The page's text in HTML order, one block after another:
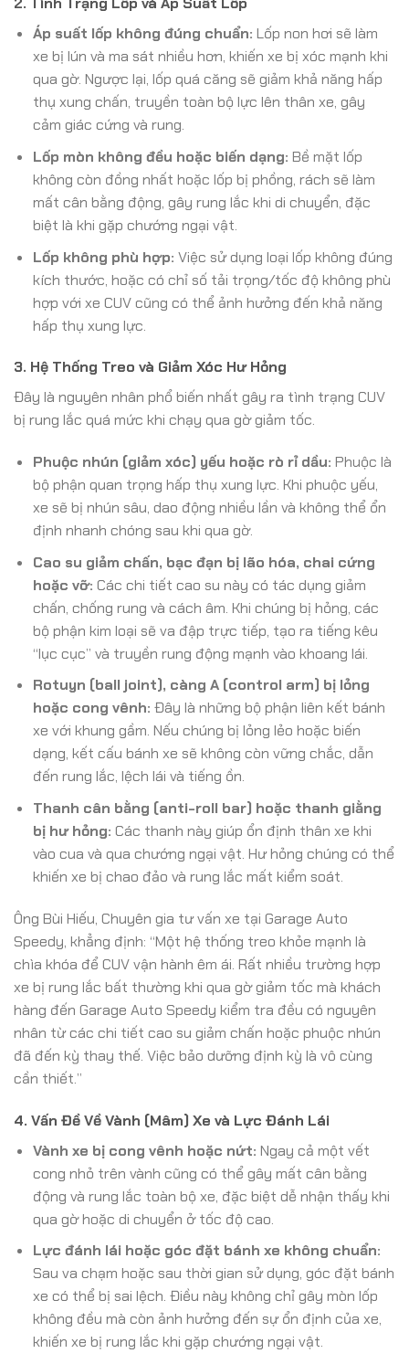
Áp suất lốp không đúng chuẩn: Lốp non hơi sẽ làm
xe bị lún và ma sát nhiều hơn, khiến xe bị xóc mạnh khi
qua gờ. Ngược lại, lốp quá căng sẽ giảm khả năng hấp
thụ xung chấn, truyền toàn bộ lực lên thân xe, gây
cảm giác cứng và rung.
Lốp mòn không đều hoặc biến dạng: Bề mặt lốp
không còn đồng nhất hoặc lốp bị phồng, rách sẽ làm
mất cân bằng động, gây rung lắc khi di chuyển, đặc
biệt là khi gặp chướng ngại vật.
Lốp không phù hợp: Việc sử dụng loại lốp không đúng
kích thước, hoặc có chỉ số tải trọng/tốc độ không phù
hợp với xe CUV cũng có thể ảnh hưởng đến khả năng
hấp thụ xung lực.
3. Hệ Thống Treo và Giảm Xóc Hư Hỏng
Đây là nguyên nhân phổ biến nhất gây ra tình trạng CUV
bị rung lắc quá mức khi chạy qua gờ giảm tốc.
Phuộc nhún (giảm xóc) yếu hoặc rò rỉ dầu: Phuộc là
bộ phận quan trọng hấp thụ xung lực. Khi phuộc yếu,
xe sẽ bị nhún sâu, dao động nhiều lần và không thể ổn
định nhanh chóng sau khi qua gờ.
Cao su giảm chấn, bạc đạn bị lão hóa, chai cứng
hoặc vỡ: Các chi tiết cao su này có tác dụng giảm
chấn, chống rung và cách âm. Khi chúng bị hỏng, các
bộ phận kim loại sẽ va đập trực tiếp, tạo ra tiếng kêu
“lục cục” và truyền rung động mạnh vào khoang lái.
Rotuyn (ball joint), càng A (control arm) bị lỏng
hoặc cong vênh: Đây là những bộ phận liên kết bánh
xe với khung gầm. Nếu chúng bị lỏng lẻo hoặc biến
dạng, kết cấu bánh xe sẽ không còn vững chắc, dẫn
đến rung lắc, lệch lái và tiếng ồn.
Thanh cân bằng (anti-roll bar) hoặc thanh giằng
bị hư hỏng: Các thanh này giúp ổn định thân xe khi
vào cua và qua chướng ngại vật. Hư hỏng chúng có thể
khiến xe bị chao đảo và rung lắc mất kiểm soát.
Ông Bùi Hiếu, Chuyên gia tư vấn xe tại Garage Auto
Speedy, khẳng định: “Một hệ thống treo khỏe mạnh là
chìa khóa để CUV vận hành êm ái. Rất nhiều trường hợp
xe bị rung lắc bất thường khi qua gờ giảm tốc mà khách
hàng đến Garage Auto Speedy kiểm tra đều có nguyên
nhân từ các chi tiết cao su giảm chấn hoặc phuộc nhún
đã đến kỳ thay thế. Việc bảo dưỡng định kỳ là vô cùng
cần thiết.”
4. Vấn Đề Về Vành (Mâm) Xe và Lực Đánh Lái
Vành xe bị cong vênh hoặc nứt: Ngay cả một vết
cong nhỏ trên vành cũng có thể gây mất cân bằng
động và rung lắc toàn bộ xe, đặc biệt dễ nhận thấy khi
qua gờ hoặc di chuyển ở tốc độ cao.
Lực đánh lái hoặc góc đặt bánh xe không chuẩn:
Sau va chạm hoặc sau thời gian sử dụng, góc đặt bánh
xe có thể bị sai lệch. Điều này không chỉ gây mòn lốp
không đều mà còn ảnh hưởng đến sự ổn định của xe,
khiến xe bị rung lắc khi gặp chướng ngại vật.